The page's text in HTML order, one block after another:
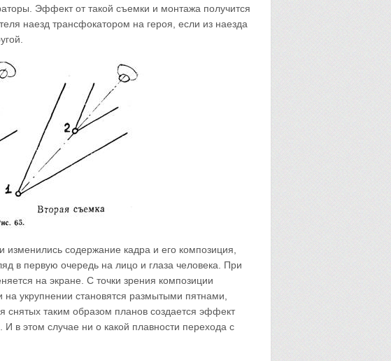
Эффект от такой съемки и монтажа получится
наезд трансфокатором на героя, если из наезда
содержание кадра и его композиция,
в первую очередь на лицо и глаза человека. При
на экране. С точки зрения композиции
укрупнении становятся размытыми пятнами,
снятых таким образом планов создается эффект
в этом случае ни о какой плавности перехода с